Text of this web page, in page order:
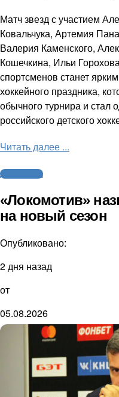
Матч звезд с участием
Ковальчука, Артемия
Валерия Каменского,
Кошечкина, Ильи
спортсменов станет
хоккейного праздника,
обычного турнира и стал
российского детского
Читать далее ...
Другие виды
«Локомотив»
на новый сезон
Опубликовано:
2 дня назад
от
05.08.2026